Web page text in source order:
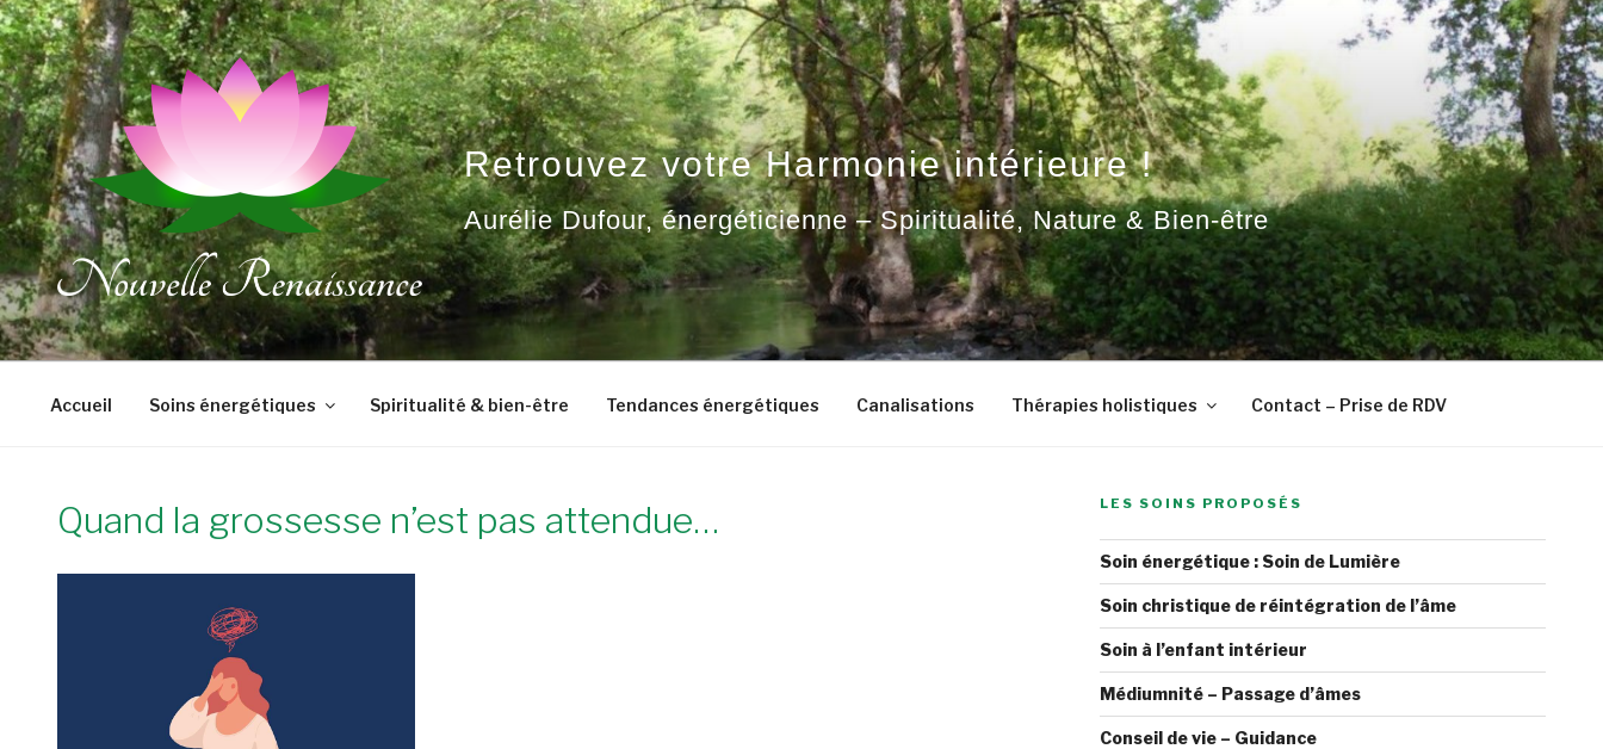
Aller
au
contenu
principal
Retrouvez votre Harmonie intérieure !
Aurélie Dufour, énergéticienne – Spiritualité, Nature & Bien-être
Accueil Soins énergétiques Spiritualité & bien-être Tendances énergétiques Canalisations Thérapies holistiques Contact – Prise de RDV
Quand la grossesse n’est pas attendue… LES SOINS PROPOSÉS
Soin énergétique : Soin de Lumière
Soin christique de réintégration de l’âme
Soin à l’enfant intérieur
Médiumnité – Passage d’âmes
Conseil de vie – Guidance